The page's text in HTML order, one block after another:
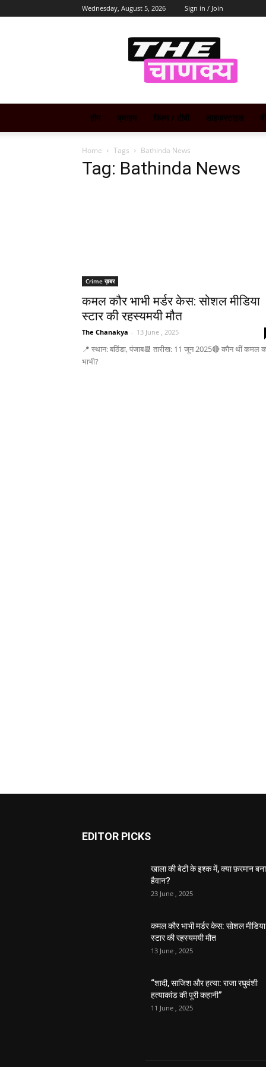
Wednesday, August 5, 2026 Sign in / Join
Chanakya
होम क्राइम फिल्म / टीवी लाइफस्टाइल
Home Tags Bathinda News
Tag: Bathinda News
Crime ख़बर
कमल कौर भाभी मर्डर केस: सोशल मीडिया
स्टार की रहस्यमयी मौत
The Chanakya - 13 June , 2025
📍 स्थान: बठिंडा, पंजाब📆 तारीख: 11 जून 2025🔴 कौन थीं कमल
भाभी?
EDITOR PICKS
खाला की बेटी के इश्क में, क्या फ़रमान बना
हैवान?
23 June , 2025
कमल कौर भाभी मर्डर केस: सोशल मीडिया
स्टार की रहस्यमयी मौत
13 June , 2025
“शादी, साजिश और हत्या: राजा रघुवंशी
हत्याकांड की पूरी कहानी”
11 June , 2025